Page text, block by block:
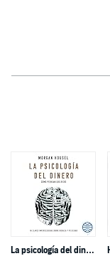
La psicología del dinero